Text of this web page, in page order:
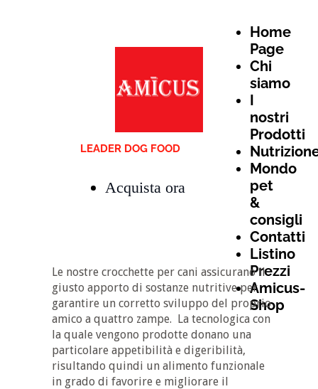
Le nostre crocchette per cani assicurano il
giusto apporto di sostanze nutritive per
garantire un corretto sviluppo del proprio
amico a quattro zampe. La tecnologica con
la quale vengono prodotte donano una
particolare appetibilità e digeribilità,
risultando quindi un alimento funzionale
in grado di favorire e migliorare il
LEADER DOG FOOD
Home
Page
Chi
siamo
I
nostri
Prodotti
Mondo
pet
&
consigli
Contatti
Listino
Prezzi
Amicus-
Shop
Acquista ora